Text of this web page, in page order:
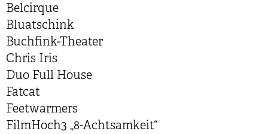
Belcirque
Bluatschink
Buchfink-Theater
Chris Iris
Duo Full House
Fatcat
Feetwarmers
FilmHoch3 „8-Achtsamkeit“